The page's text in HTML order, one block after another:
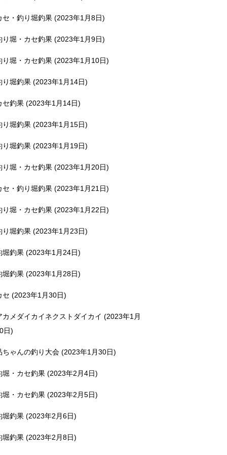
セ・釣り堀釣果 (2023年1月8日)
り堀・カセ釣果 (2023年1月9日)
り堀・カセ釣果 (2023年1月10日)
り堀釣果 (2023年1月14日)
セ釣果 (2023年1月14日)
り堀釣果 (2023年1月15日)
り堀釣果 (2023年1月19日)
り堀・カセ釣果 (2023年1月20日)
セ・釣り堀釣果 (2023年1月21日)
り堀・カセ釣果 (2023年1月22日)
り堀釣果 (2023年1月23日)
堀釣果 (2023年1月24日)
堀釣果 (2023年1月28日)
セ (2023年1月30日)
カメダイカイネクストダイカイ (2023年1月
日)
ちゃんの釣り大会 (2023年1月30日)
堀・カセ釣果 (2023年2月4日)
堀・カセ釣果 (2023年2月5日)
堀釣果 (2023年2月6日)
堀釣果 (2023年2月8日)